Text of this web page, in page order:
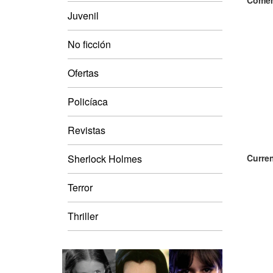
Juvenil
No ficción
Ofertas
Policíaca
Revistas
Sherlock Holmes
Terror
Thriller